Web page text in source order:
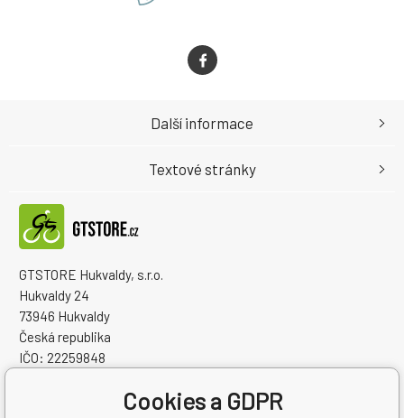
GTSTORE Hukvaldy, s.r.o.
Hukvaldy 24
73946 Hukvaldy
Česká republika
IČO: 22259848
Další informace
Textové stránky
Cookies a GDPR